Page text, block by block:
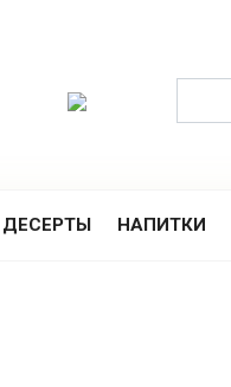
ДЕСЕРТЫ НАПИТКИ